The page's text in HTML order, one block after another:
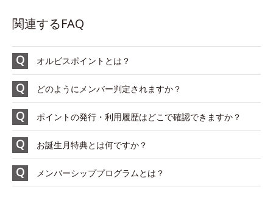
関連するFAQ
オルビスポイントとは？
どのようにメンバー判定されますか？
ポイントの発行・利用履歴はどこで確認できますか？
お誕生月特典とは何ですか？
メンバーシッププログラムとは？